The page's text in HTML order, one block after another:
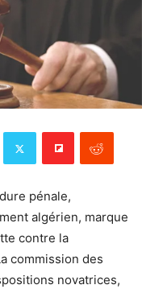
pénale,
algérien, marque
contre la
commission des
novatrices,